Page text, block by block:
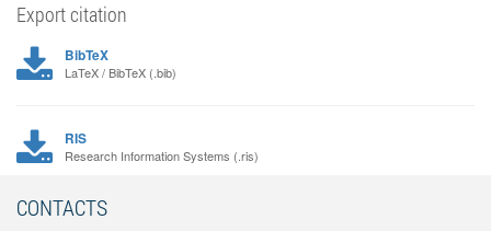
Export citation
BibTeX
LaTeX / BibTeX (.bib)
RIS
Research Information Systems (.ris)
CONTACTS